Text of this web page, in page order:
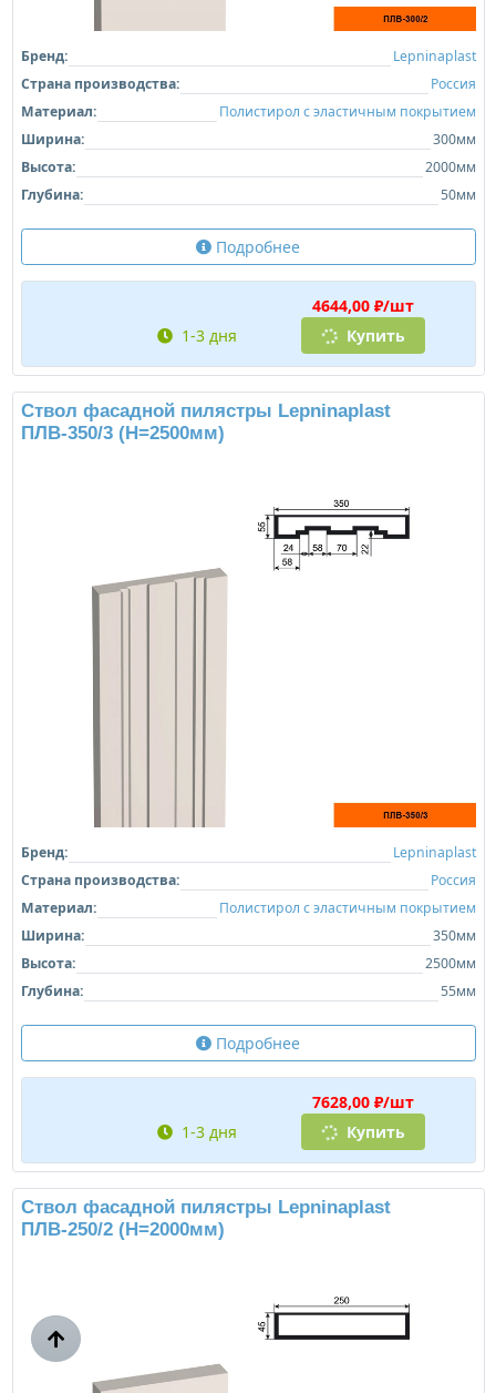
Бренд:
Lepninaplast
Страна производства:
Россия
Материал:
Полистирол с эластичным покрытием
Ширина:
300мм
Высота:
2000мм
Глубина:
50мм
Подробнее
4644,00 ₽/шт
1-3 дня
Купить
Ствол фасадной пилястры Lepninaplast
ПЛВ-350/3 (H=2500мм)
Бренд:
Lepninaplast
Страна производства:
Россия
Материал:
Полистирол с эластичным покрытием
Ширина:
350мм
Высота:
2500мм
Глубина:
55мм
Подробнее
7628,00 ₽/шт
1-3 дня
Купить
Ствол фасадной пилястры Lepninaplast
ПЛВ-250/2 (H=2000мм)